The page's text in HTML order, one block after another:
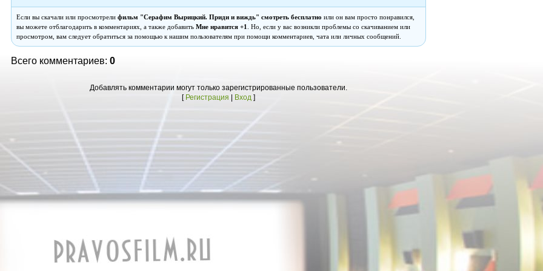
Если вы скачали или просмотрели фильм "Серафим Вырицкий. Приди и виждь" смотреть бесплатно или он вам просто понравился,
вы можете отблагодарить в комментариях, а также добавить Мне нравится +1
. Но, если у вас возникли проблемы со скачиванием или
просмотром, вам следует обратиться за помощью к нашим пользователям при помощи комментариев, чата или личных сообщений.
Всего комментариев: 0
Добавлять комментарии могут только зарегистрированные пользователи.
[ Регистрация Вход ]